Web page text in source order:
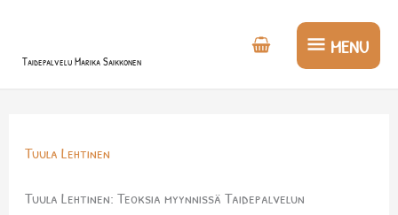
Taidepalvelu Marika Saikkonen
MENU
MENU
Tuula Lehtinen
Tuula Lehtinen: Teoksia myynnissä Taidepalvelun